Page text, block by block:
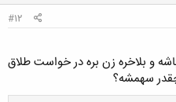
#12
و بلاخره زن بره در خواست طلاق
چقدر سهمشه؟